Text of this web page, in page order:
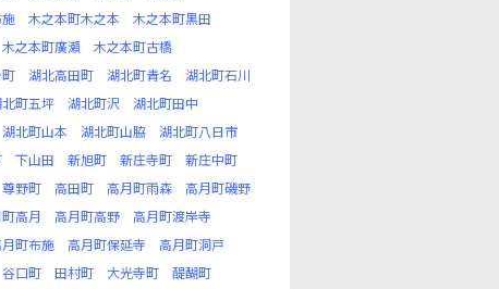
木之本町木之本
木之本町黒田
木之本町廣瀬
木之本町古橋
湖北高田町 湖北町青名
湖北町石川
町五坪 湖北町沢
湖北町田中
湖北町山本 湖北町山脇
湖北町八日市
下山田 新旭町 新庄寺町
新庄中町
尊野町 高田町 高月町雨森
高月町磯野
高月 高月町高野
高月町渡岸寺
町布施 高月町保延寺
高月町洞戸
谷口町 田村町 大光寺町
醍醐町